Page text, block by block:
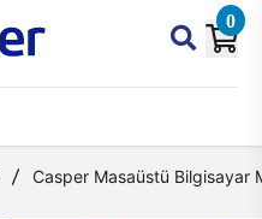
0
Casper Masaüstü Bilgisayar